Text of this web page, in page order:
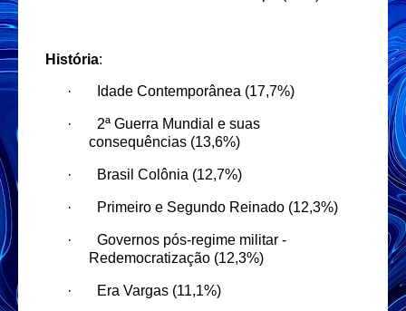
História:
· Idade Contemporânea (17,7%)
·
2ª Guerra Mundial e suas
consequências (13,6%)
· Brasil Colônia (12,7%)
· Primeiro e Segundo Reinado (12,3%)
·
Governos pós-regime militar -
Redemocratização (12,3%)
· Era Vargas (11,1%)